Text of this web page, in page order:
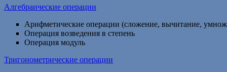
Алгебраические операции
Арифметические операции (сложение, вычитание,
Операция возведения в степень
Операция модуль
Тригонометрические операции